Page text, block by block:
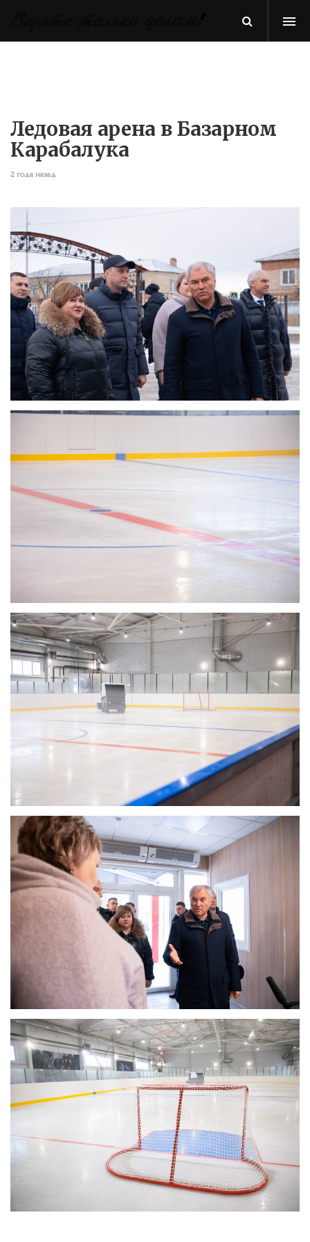
Ледовая арена в Базарном
Карабалука
2 года назад